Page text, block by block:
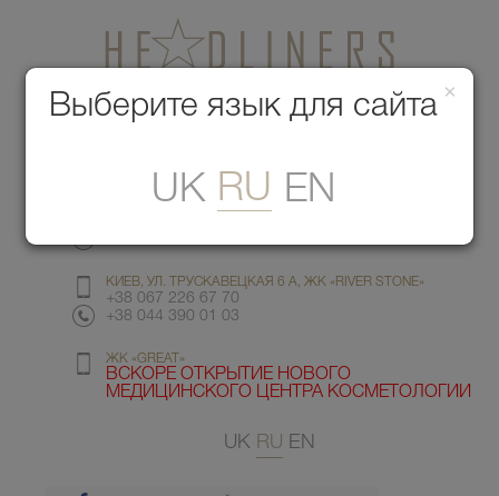
КИЕВ, УЛ. ГМЫРИ 6
КИЕВ, УЛ. ТРУСКАВЕЦКАЯ 6 А, ЖК «RIVER STONE»
+38 067 226 67 70
+38 044 390 01 03
ЖК «GREAT»
ВСКОРЕ ОТКРЫТИЕ НОВОГО
МЕДИЦИНСКОГО ЦЕНТРА КОСМЕТОЛОГИИ
UK RU EN
×
Выберите язык для сайта
UK RU EN